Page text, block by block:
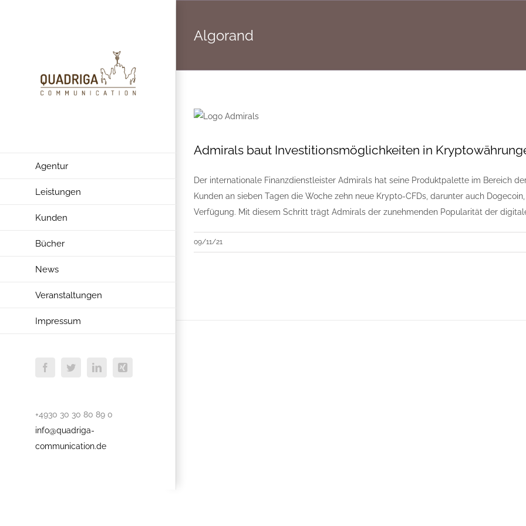
Agentur
Leistungen
Kunden
Bücher
News
Veranstaltungen
Impressum
FacebookTwitterLinkedInXing
+4930 30 30 80 89 0
info@quadriga-
communication.de
Algorand
Admirals baut Investitionsmöglichkeiten in
Der internationale Finanzdienstleister Admirals hat seine Produktpalette im Bereich
Kunden an sieben Tagen die Woche zehn neue Krypto-CFDs, darunter auch
Verfügung. Mit diesem Schritt trägt Admirals der zunehmenden Popularität der
09/11/21